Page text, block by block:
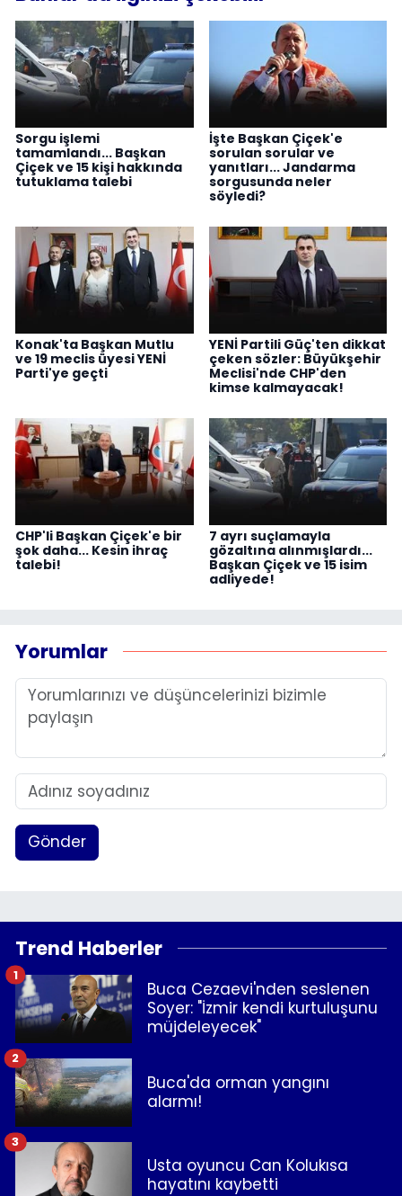
Sorgu işlemi
tamamlandı... Başkan
Çiçek ve 15 kişi hakkında
tutuklama talebi
İşte Başkan Çiçek'e
sorulan sorular ve
yanıtları... Jandarma
sorgusunda neler
söyledi?
Konak'ta Başkan Mutlu
ve 19 meclis üyesi YENİ
Parti'ye geçti
YENİ Partili Güç'ten dikkat
çeken sözler: Büyükşehir
Meclisi'nde CHP'den
kimse kalmayacak!
CHP'li Başkan Çiçek'e bir
şok daha... Kesin ihraç
talebi!
7 ayrı suçlamayla
gözaltına alınmışlardı...
Başkan Çiçek ve 15 isim
adliyede!
Yorumlar
Gönder
Trend Haberler
Buca Cezaevi'nden seslenen
Soyer: "İzmir kendi kurtuluşunu
müjdeleyecek"
1
Buca'da orman yangını
alarmı!
2
Usta oyuncu Can Kolukısa
hayatını kaybetti
3